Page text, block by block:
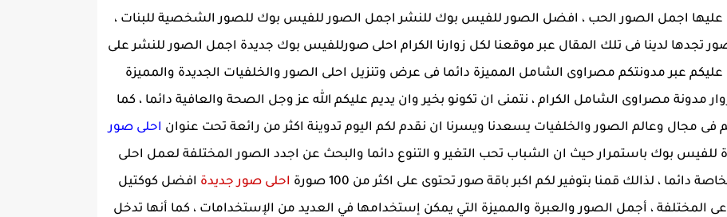
اجمل الصور الحب ، افضل الصور للفيس بوك للنشر اجمل الصور للفيس بوك للصور الشخصية للبنات ،
تجدها لدينا فى تلك المقال عبر موقعنا لكل زوارنا الكرام احلى صورللفيس بوك جديدة اجمل الصور للنشر على
عبر مدونتكم مصراوى الشامل المميزة دائما فى عرض وتنزيل احلى الصور والخلفيات الجديدة والمميزة
مدونة مصراوى الشامل الكرام ، نتمنى ان تكونو بخير وان يديم عليكم الله عز وجل الصحة والعافية دائما ، كما
مجال وعالم الصور والخلفيات يسعدنا ويسرنا ان نقدم لكم اليوم تدوينة اكثر من رائعة تحت عنوان احلى صور
للفيس بوك باستمرار حيث ان الشباب تحب التغير و التنوع دائما والبحث عن اجدد الصور المختلفة لعمل احلى
، لذالك قمنا بتوفير لكم اكبر باقة صور تحتوى على اكثر من 100 صورة
احلى صور جديدة افضل كوكتيل
، أجمل الصور والعبرة والمميزة التي يمكن إستخدامها في العديد من الإستخدامات ، كما أنها تدخل